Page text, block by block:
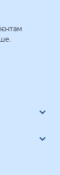

